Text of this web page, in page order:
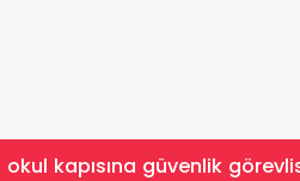
okul kapısına güvenlik